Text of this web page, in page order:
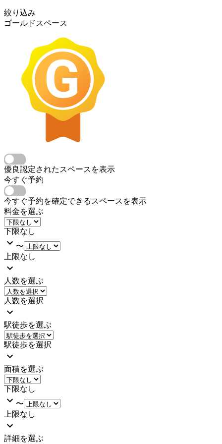
絞り込み
ゴールドスペース
優良認定されたスペースを表示
今すぐ予約
今すぐ予約を確定できるスペースを表示
料金を選ぶ
下限なし
〜
上限なし
人数を選ぶ
人数を選択
駅徒歩を選ぶ
駅徒歩を選択
面積を選ぶ
下限なし
〜
上限なし
詳細を選ぶ